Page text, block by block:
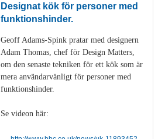
Designat kök för personer med
funktionshinder.
Geoff Adams-Spink pratar med designern
Adam Thomas, chef för Design Matters,
om den senaste tekniken för ett kök som är
mera användarvänligt för personer med
funktionshinder.
Se videon här: